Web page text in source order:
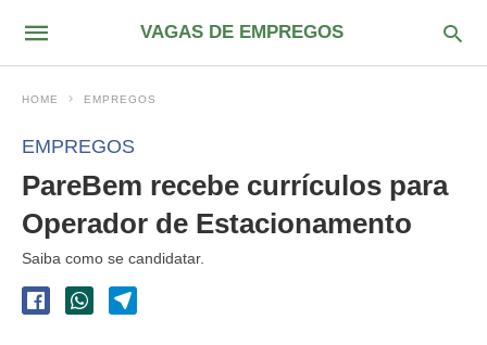
VAGAS DE EMPREGOS
HOME EMPREGOS
EMPREGOS
PareBem recebe currículos para
Operador de Estacionamento
Saiba como se candidatar.